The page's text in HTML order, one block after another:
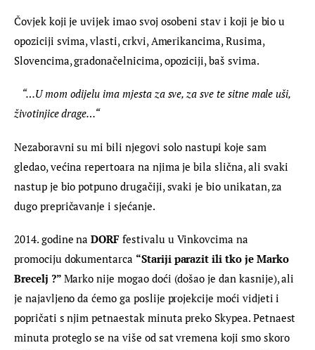
Čovjek koji je uvijek imao svoj osobeni stav i koji je bio u
opoziciji svima, vlasti, crkvi, Amerikancima, Rusima,
Slovencima, gradonačelnicima, opoziciji, baš svima.
“…U mom odijelu ima mjesta za sve, za sve te sitne male uši,
životinjice drage…“
Nezaboravni su mi bili njegovi solo nastupi koje sam
gledao, većina repertoara na njima je bila slična, ali svaki
nastup je bio potpuno drugačiji, svaki je bio unikatan, za
dugo prepričavanje i sjećanje.
2014. godine na DORF festivalu u Vinkovcima na
promociju dokumentarca “Stariji parazit ili tko je Marko
Brecelj ?” Marko nije mogao doći (došao je dan kasnije), ali
je najavljeno da ćemo ga poslije projekcije moći vidjeti i
popričati s njim petnaestak minuta preko Skypea. Petnaest
minuta proteglo se na više od sat vremena koji smo skoro